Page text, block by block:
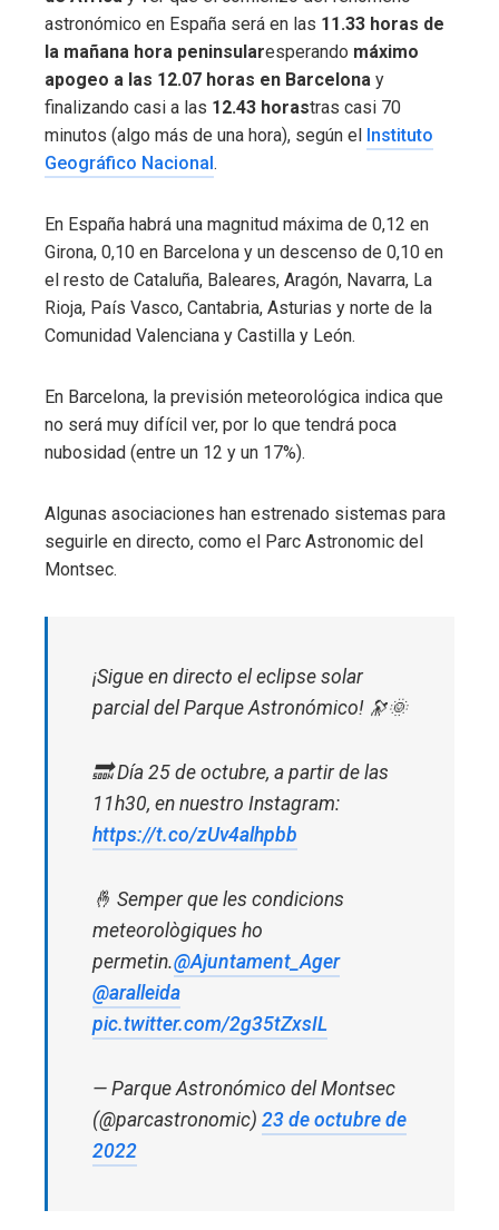
astronómico en España será en las 11.33 horas de
la mañana hora peninsularesperando máximo
apogeo a las 12.07 horas en Barcelona y
finalizando casi a las 12.43 horastras casi 70
minutos (algo más de una hora), según el Instituto
Geográfico Nacional.
En España habrá una magnitud máxima de 0,12 en
Girona, 0,10 en Barcelona y un descenso de 0,10 en
el resto de Cataluña, Baleares, Aragón, Navarra, La
Rioja, País Vasco, Cantabria, Asturias y norte de la
Comunidad Valenciana y Castilla y León.
En Barcelona, ​​la previsión meteorológica indica que
no será muy difícil ver, por lo que tendrá poca
nubosidad (entre un 12 y un 17%).
Algunas asociaciones han estrenado sistemas para
seguirle en directo, como el Parc Astronomic del
Montsec.
¡Sigue en directo el eclipse solar
parcial del Parque Astronómico! 🔭🌞
🔜 Día 25 de octubre, a partir de las
11h30, en nuestro Instagram:
https://t.co/zUv4alhpbb
🤞 Semper que les condicions
meteorològiques ho
permetin.@Ajuntament_Ager
@aralleida
pic.twitter.com/2g35tZxsIL
— Parque Astronómico del Montsec
(@parcastronomic) 23 de octubre de
2022